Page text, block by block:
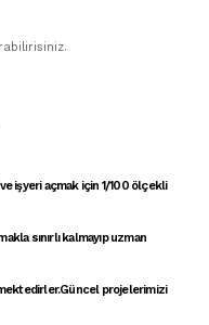
işyeri açmak için 1/100 ölçekli
sınırlı kalmayıp uzman
projelerimizi